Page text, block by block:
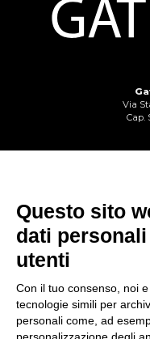
Via
Cap.
Questo sito
dati
utenti
Con il tuo consenso, noi
tecnologie simili per
personali come, ad